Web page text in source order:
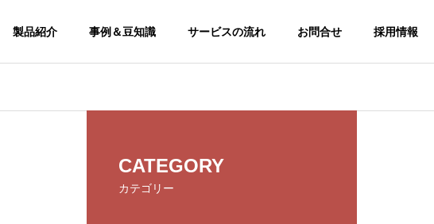
製品紹介 事例＆豆知識 サービスの流れ お問合せ 採用情報
CSR
CATEGORY
カテゴリー